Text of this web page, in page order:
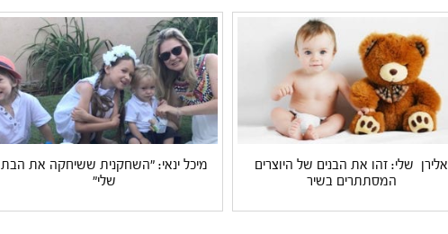
אלירן שלי: זהו את הבנים של היוצרים
המסתתרים בשיר
מיכל ינאי: "השחקנית ששיחקה את הבת
שלי"